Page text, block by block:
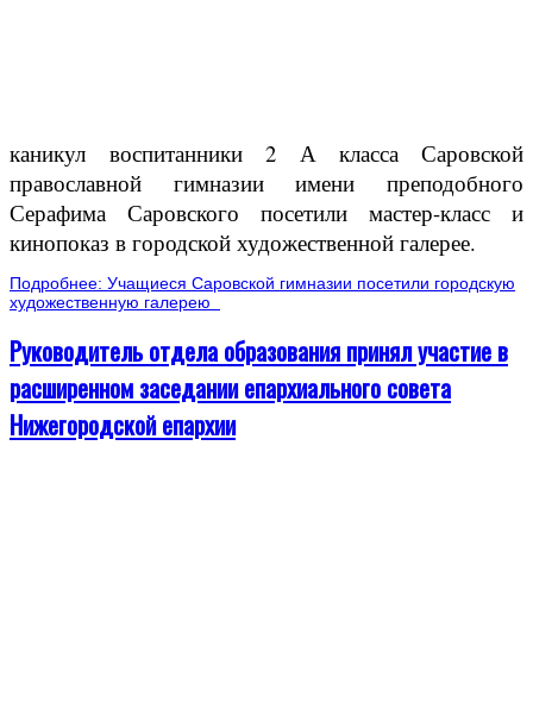
каникул воспитанники 2 А класса Саровской
православной гимназии имени преподобного
Серафима Саровского посетили мастер-класс и
кинопоказ в городской художественной галерее.
Подробнее: Учащиеся Саровской гимназии посетили городскую
художественную галерею
Руководитель отдела образования принял участие в
расширенном заседании епархиального совета
Нижегородской епархии